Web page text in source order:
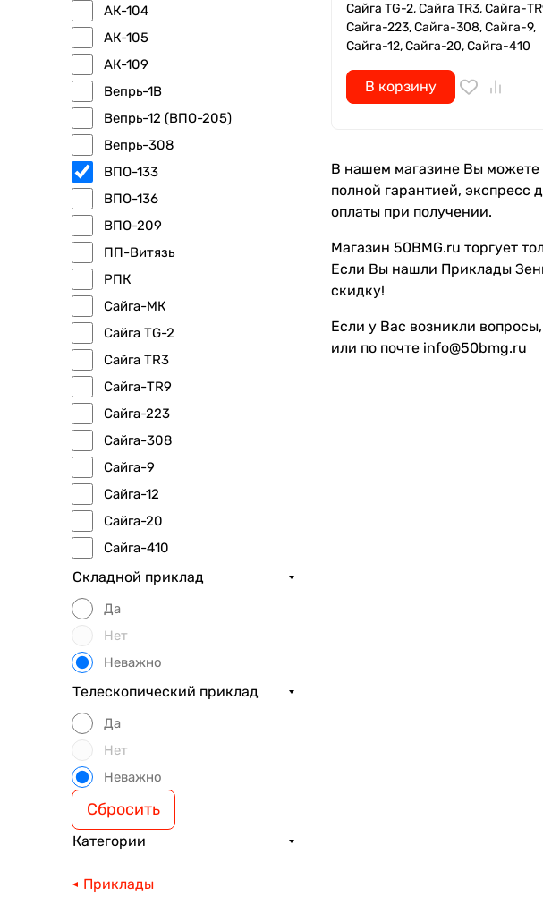
АК-104
АК-105
АК-109
Вепрь-1В
Вепрь-12 (ВПО-205)
Вепрь-308
ВПО-133
ВПО-136
ВПО-209
ПП-Витязь
РПК
Сайга-МК
Сайга TG-2
Сайга TR3
Сайга-TR9
Сайга-223
Сайга-308
Сайга-9
Сайга-12
Сайга-20
Сайга-410
Складной приклад
Да
Нет
Неважно
Телескопический приклад
Да
Нет
Неважно
Сбросить
Категории
Приклады
Сайга TG-2, Сайга TR3, Сайга-
Сайга-223, Сайга-308, Сайга-9,
Сайга-12, Сайга-20, Сайга-410
В корзину
В нашем магазине Вы можете
полной гарантией, экспресс
оплаты при получении.
Магазин 50BMG.ru торгует
Если Вы нашли Приклады
скидку!
Если у Вас возникли
или по почте info@50bmg.ru